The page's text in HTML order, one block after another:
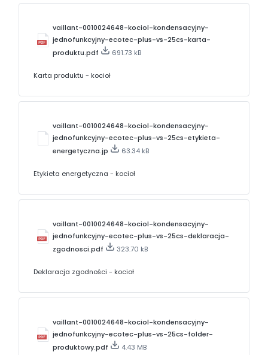
vaillant-0010024648-kociol-kondensacyjny-
jednofunkcyjny-ecotec-plus-vs-25cs-karta-
produktu.pdf
691.73 kB
Karta produktu - kocioł
vaillant-0010024648-kociol-kondensacyjny-
jednofunkcyjny-ecotec-plus-vs-25cs-etykieta-
energetyczna.jp
63.34 kB
Etykieta energetyczna - kocioł
vaillant-0010024648-kociol-kondensacyjny-
jednofunkcyjny-ecotec-plus-vs-25cs-deklaracja-
zgodnosci.pdf
323.70 kB
Deklaracja zgodności - kocioł
vaillant-0010024648-kociol-kondensacyjny-
jednofunkcyjny-ecotec-plus-vs-25cs-folder-
produktowy.pdf
4.43 MB